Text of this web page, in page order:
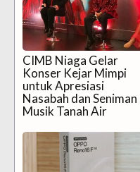
CIMB Niaga Gelar
Konser Kejar Mimpi
untuk Apresiasi
Nasabah dan Seniman
Musik Tanah Air